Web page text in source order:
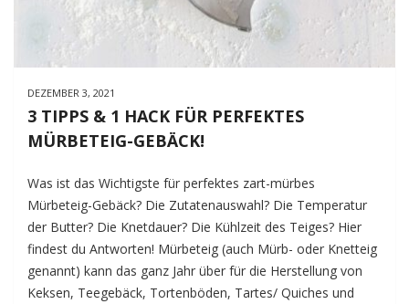
DEZEMBER 3, 2021
3 TIPPS & 1 HACK FÜR PERFEKTES
MÜRBETEIG-GEBÄCK!
Was ist das Wichtigste für perfektes zart-mürbes
Mürbeteig-Gebäck? Die Zutatenauswahl? Die Temperatur
der Butter? Die Knetdauer? Die Kühlzeit des Teiges? Hier
findest du Antworten! Mürbeteig (auch Mürb- oder Knetteig
genannt) kann das ganz Jahr über für die Herstellung von
Keksen, Teegebäck, Tortenböden, Tartes/ Quiches und